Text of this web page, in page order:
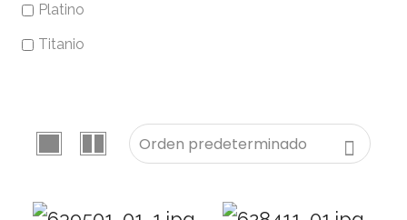
Platino
Titanio